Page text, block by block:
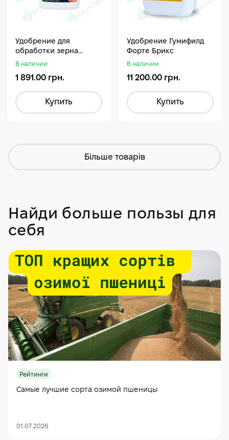
Удобрение для
обработки зерна
Стармакс Гумифос
В наличии
1 891.00 грн.
Купить
Удобрение Гумифилд
Форте Брикс
В наличии
11 200.00 грн.
Купить
Більше товарів
Найди больше пользы для
себя
Рейтинги
Самые лучшие сорта озимой пшеницы
01.07.2026